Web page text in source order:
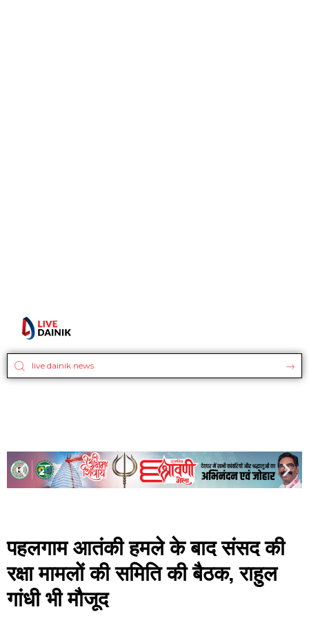
पहलगाम आतंकी हमले के बाद संसद की
रक्षा मामलों की समिति की बैठक, राहुल
गांधी भी मौजूद